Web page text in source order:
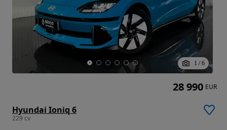
1 / 6
Hyundai Ioniq 6
229 cv
28 990 EUR